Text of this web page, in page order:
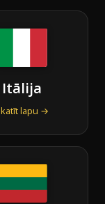
Itālija
lapu →